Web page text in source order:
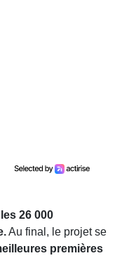
les 26 000
Au final, le projet se
premières